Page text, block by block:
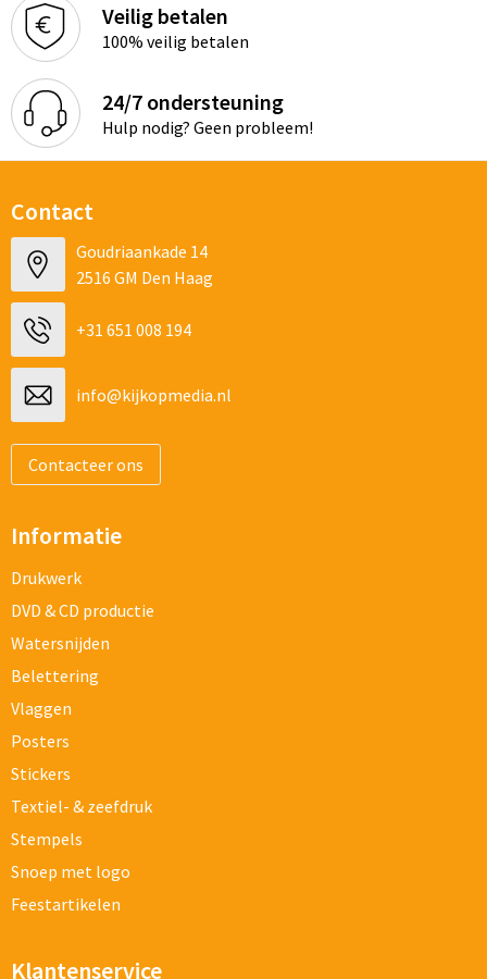
Veilig betalen
100% veilig betalen
24/7 ondersteuning
Hulp nodig? Geen probleem!
Contact
Goudriaankade 14
2516 GM Den Haag
+31 651 008 194
info@kijkopmedia.nl
Contacteer ons
Informatie
Drukwerk
DVD & CD productie
Watersnijden
Belettering
Vlaggen
Posters
Stickers
Textiel- & zeefdruk
Stempels
Snoep met logo
Feestartikelen
Klantenservice